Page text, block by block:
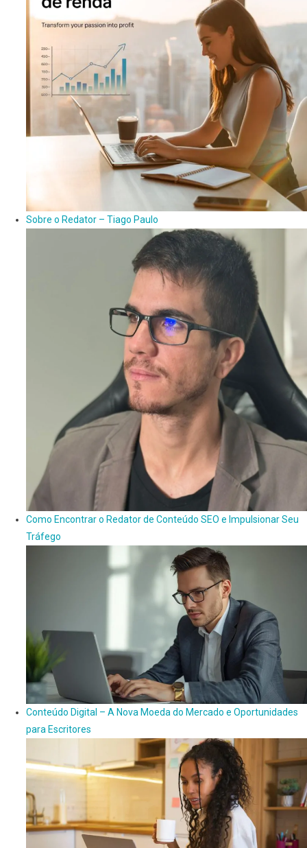
Sobre o Redator – Tiago Paulo
Como Encontrar o Redator de Conteúdo SEO e Impulsionar Seu
Tráfego
Conteúdo Digital – A Nova Moeda do Mercado e Oportunidades
para Escritores